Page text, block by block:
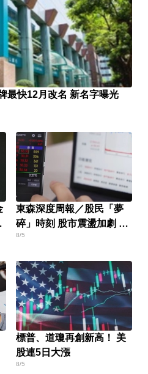
最快12月改名 新名字曝光
東森深度周報／股民「夢
碎」時刻 股市震盪加劇 投
資迷思現形
8/5
標普、道瓊再創新高！ 美
股連5日大漲
8/5